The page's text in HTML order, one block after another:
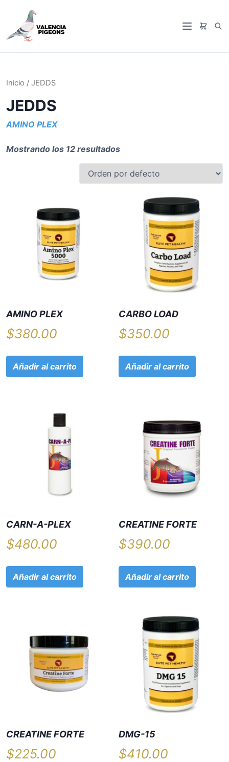
a
M
n
B
s
Inicio / JEDDS
JEDDS
AMINO PLEX
Mostrando los 12 resultados
AMINO PLEX
$380.00
Añadir al carrito
CARBO LOAD
$350.00
Añadir al carrito
CARN-A-PLEX
$480.00
Añadir al carrito
CREATINE FORTE
$390.00
Añadir al carrito
CREATINE FORTE
$225.00
DMG-15
$410.00